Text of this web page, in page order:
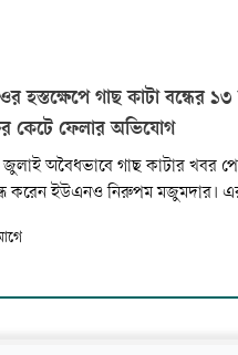
হস্তক্ষেপে গাছ কাটা বন্ধের ১৩
কেটে ফেলার অভিযোগ
অবৈধভাবে গাছ কাটার খবর
করেন ইউএনও নিরুপম মজুমদার।
কিছু শ্রমিক দিয়ে একটি বড় রেইনট্রি
করার নির্দেশ দেন ইউএনও।